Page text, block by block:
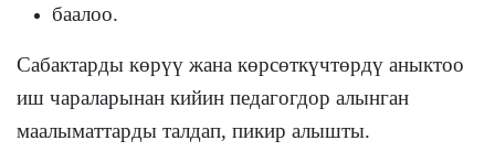
баалоо.
Сабактарды көрүү жана көрсөткүчтөрдү аныктоо
иш чараларынан кийин педагогдор алынган
маалыматтарды талдап, пикир алышты.